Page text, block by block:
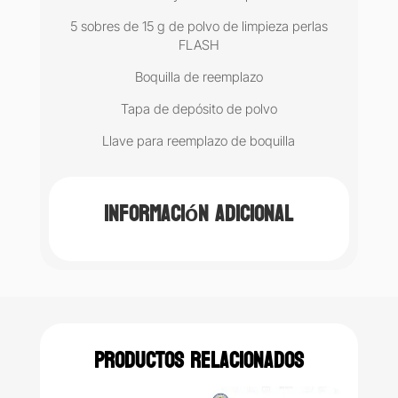
5 sobres de 15 g de polvo de limpieza perlas
FLASH
Boquilla de reemplazo
Tapa de depósito de polvo
Llave para reemplazo de boquilla
Información adicional
Productos relacionados